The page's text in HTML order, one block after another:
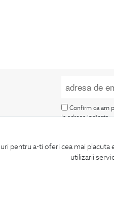
pentru a-ti oferi cea mai
utilizarii
Confirm ca am
la adresa indicata.